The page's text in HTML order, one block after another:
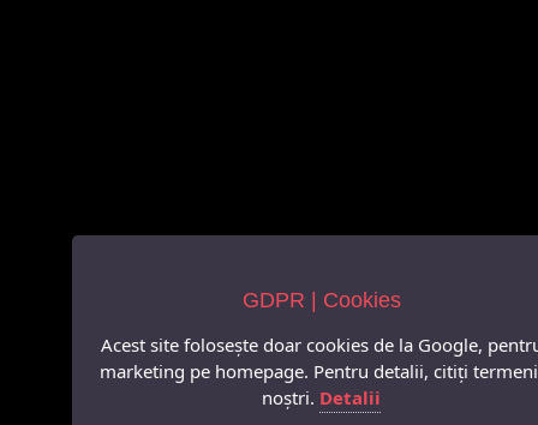
GDPR | Cookies
Acest site folosește doar cookies de la Google,
marketing pe homepage. Pentru detalii, citiți
noștri. Detalii